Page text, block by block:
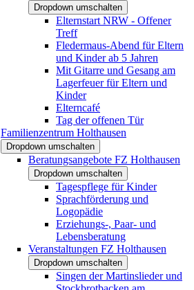
Dropdown umschalten
Elternstart NRW - Offener
Treff
Fledermaus-Abend für Eltern
und Kinder ab 5 Jahren
Mit Gitarre und Gesang am
Lagerfeuer für Eltern und
Kinder
Elterncafé
Tag der offenen Tür
Familienzentrum Holthausen
Dropdown umschalten
Beratungsangebote FZ Holthausen
Dropdown umschalten
Tagespflege für Kinder
Sprachförderung und
Logopädie
Erziehungs-, Paar- und
Lebensberatung
Veranstaltungen FZ Holthausen
Dropdown umschalten
Singen der Martinslieder und